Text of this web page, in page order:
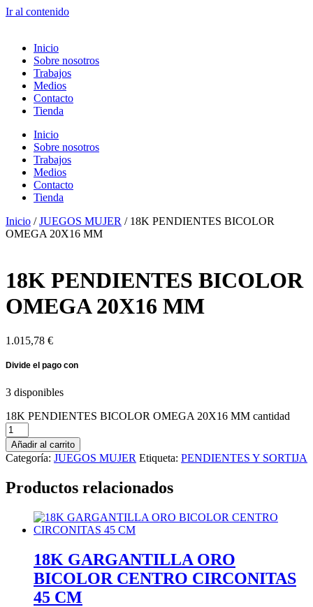
Ir al contenido
Inicio
Sobre nosotros
Trabajos
Medios
Contacto
Tienda
Inicio
Sobre nosotros
Trabajos
Medios
Contacto
Tienda
Inicio /JUEGOS MUJER / 18K PENDIENTES BICOLOR
OMEGA 20X16 MM
18K PENDIENTES BICOLOR
OMEGA 20X16 MM
1.015,78 €
3 disponibles
18K PENDIENTES BICOLOR OMEGA 20X16 MM cantidad
Añadir al carrito
Categoría: JUEGOS MUJER Etiqueta: PENDIENTES Y SORTIJA
Productos relacionados
18K GARGANTILLA ORO
BICOLOR CENTRO CIRCONITAS
45 CM